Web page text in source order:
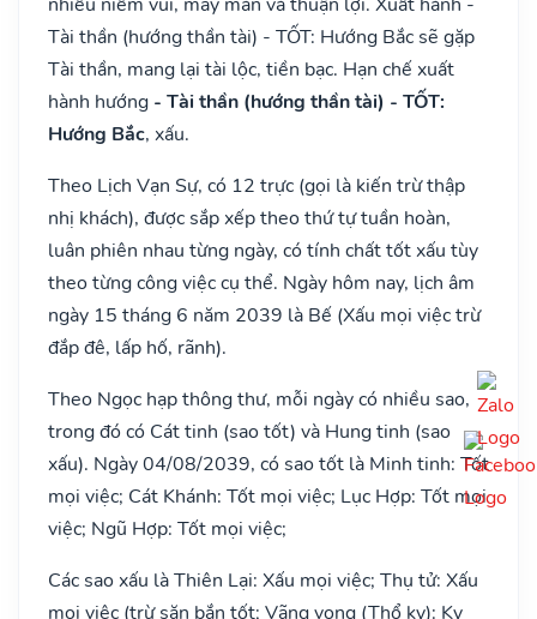
Tài thần (hướng thần tài) - TỐT: Hướng Bắc sẽ gặp
Tài thần, mang lại tài lộc, tiền bạc. Hạn chế xuất
hành hướng - Tài thần (hướng thần tài) - TỐT:
Hướng Bắc, xấu.
Theo Lịch Vạn Sự, có 12 trực (gọi là kiến trừ thập
nhị khách), được sắp xếp theo thứ tự tuần hoàn,
luân phiên nhau từng ngày, có tính chất tốt xấu tùy
theo từng công việc cụ thể. Ngày hôm nay, lịch âm
ngày 15 tháng 6 năm 2039 là Bế (Xấu mọi việc trừ
đắp đê, lấp hố, rãnh).
Theo Ngọc hạp thông thư, mỗi ngày có nhiều sao,
trong đó có Cát tinh (sao tốt) và Hung tinh (sao
xấu). Ngày 04/08/2039, có sao tốt là Minh tinh: Tốt
mọi việc; Cát Khánh: Tốt mọi việc; Lục Hợp: Tốt mọi
việc; Ngũ Hợp: Tốt mọi việc;
Các sao xấu là Thiên Lại: Xấu mọi việc; Thụ tử: Xấu
mọi việc (trừ săn bắn tốt; Vãng vong (Thổ kỵ): Kỵ